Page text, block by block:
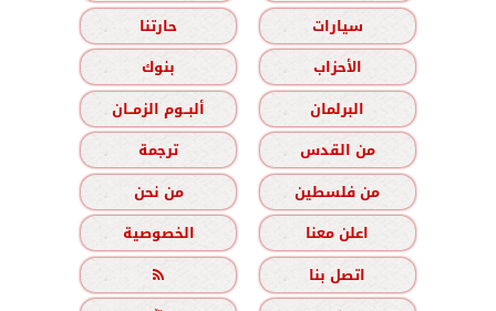
سيارات
حارتنا
الأحزاب
بنوك
البرلمان
ألبــوم الزمــان
من القدس
ترجمة
من فلسطين
من نحن
اعلن معنا
الخصوصية
اتصل بنا
